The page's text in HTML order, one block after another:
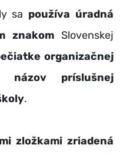
sa používa úradná
znakom Slovenskej
organizačnej
názov príslušnej
.
zložkami zriadená